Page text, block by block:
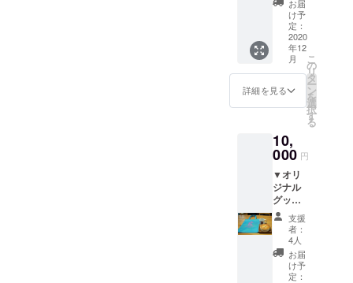
ゾーラ
チーズ
ケー
キ）
（直径
約１２
cm）を
必要で
す。 ※
利用日
時はメ
イズム
ランド
の営業
間に準
じま
す。 詳
しくは
本文内
のお問
い合わ
せ先ま
でご連
絡くだ
さい。
『茨城
弁ご
じゃっ
ぺかる
た（CD
付
き）』
＋『ご
じゃっ
ア』ス
ペシャ
ルセッ
ト（サ
イン入
り） ※
今回PV
の作
詞・作
曲・歌
を担当
してく
お届
け予
定：
2020
年12
月
詳細を見る
こ
の
リ
タ
ー
ン
を
選
択
す
る
10,
000 円
▼オリ
ジナル
グッズ
セット
+一番人
気の
チーズ
ケーキ
●オリ
支援
者：
4人
お届
け予
定：